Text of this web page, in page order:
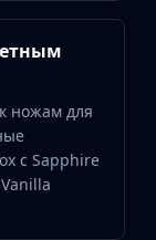
ножам для
с Sapphire